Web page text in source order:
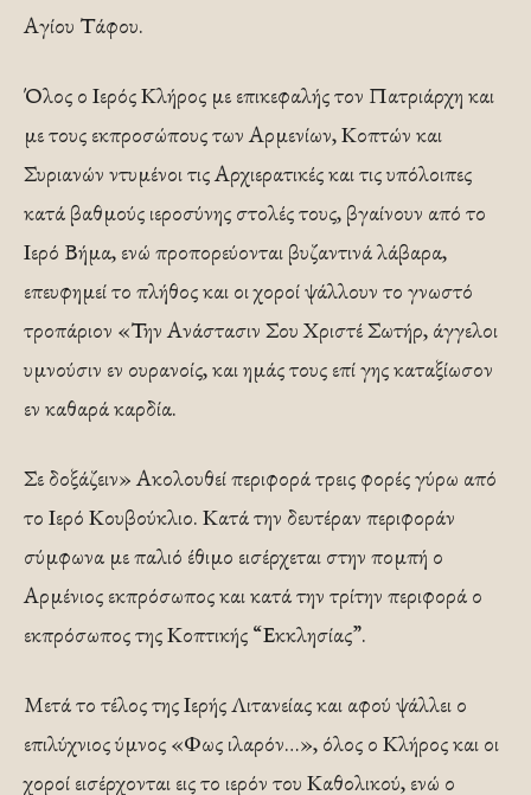
Αγίου Τάφου.
Όλος ο Ιερός Κλήρος με επικεφαλής τον Πατριάρχη και
με τους εκπροσώπους των Αρμενίων, Κοπτών και
Συριανών ντυμένοι τις Αρχιερατικές και τις υπόλοιπες
κατά βαθμούς ιεροσύνης στολές τους, βγαίνουν από το
Ιερό Βήμα, ενώ προπορεύονται βυζαντινά λάβαρα,
επευφημεί το πλήθος και οι χοροί ψάλλουν το γνωστό
τροπάριον «Την Ανάστασιν Σου Χριστέ Σωτήρ, άγγελοι
υμνούσιν εν ουρανοίς, και ημάς τους επί γης καταξίωσον
εν καθαρά καρδία.
Σε δοξάζειν» Ακολουθεί περιφορά τρεις φορές γύρω από
το Ιερό Κουβούκλιο. Κατά την δευτέραν περιφοράν
σύμφωνα με παλιό έθιμο εισέρχεται στην πομπή ο
Αρμένιος εκπρόσωπος και κατά την τρίτην περιφορά ο
εκπρόσωπος της Κοπτικής “Εκκλησίας”.
Μετά το τέλος της Ιερής Λιτανείας και αφού ψάλλει ο
επιλύχνιος ύμνος «Φως ιλαρόν…», όλος ο Κλήρος και οι
χοροί εισέρχονται εις το ιερόν του Καθολικού, ενώ ο